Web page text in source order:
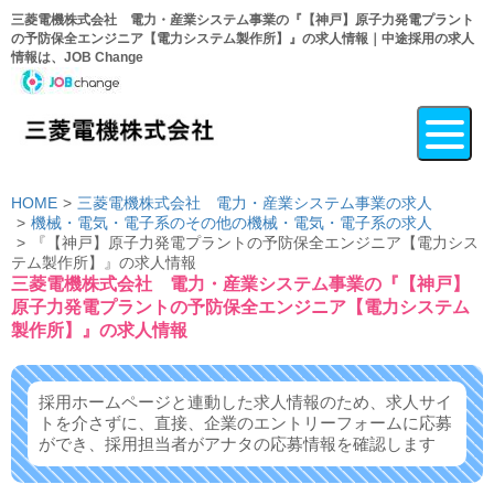
三菱電機株式会社 電力・産業システム事業の『【神戸】原子力発電プラント
の予防保全エンジニア【電力システム製作所】』の求人情報｜中途採用の求人
情報は、JOB Change
HOME
三菱電機株式会社 電力・産業システム事業の求人
機械・電気・電子系のその他の機械・電気・電子系の求人
『【神戸】原子力発電プラントの予防保全エンジニア【電力シス
テム製作所】』の求人情報
三菱電機株式会社 電力・産業システム事業の『【神戸】
原子力発電プラントの予防保全エンジニア【電力システム
製作所】』の求人情報
採用ホームページと連動した求人情報のため、求人サイ
トを介さずに、 直接、企業のエントリーフォームに応募
ができ、 採用担当者がアナタの応募情報を確認します